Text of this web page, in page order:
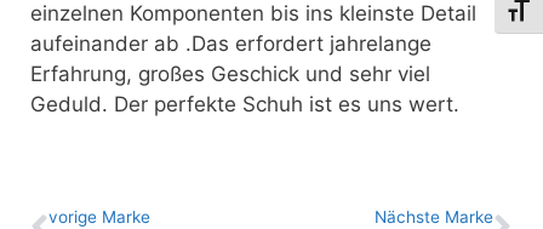
einzelnen Komponenten bis ins kleinste Detail
aufeinander ab .Das erfordert jahrelange
Erfahrung, großes Geschick und sehr viel
Geduld. Der perfekte Schuh ist es uns wert.
vo­ri­ge Marke Nächste Marke